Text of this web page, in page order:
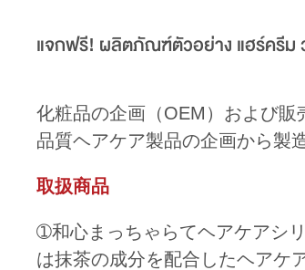
แจกฟรี! ผลิตภัณฑ์ตัวอย่าง แฮร์ครีม ว
化粧品の企画（OEM）および
品質ヘアケア製品の企画から製
取扱商品
➀和心まっちゃらてヘアケアシリ
は抹茶の成分を配合したヘアケ